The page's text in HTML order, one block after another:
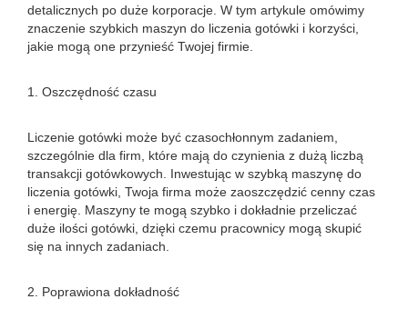
detalicznych po duże korporacje. W tym artykule omówimy
znaczenie szybkich maszyn do liczenia gotówki i korzyści,
jakie mogą one przynieść Twojej firmie.
1. Oszczędność czasu
Liczenie gotówki może być czasochłonnym zadaniem,
szczególnie dla firm, które mają do czynienia z dużą liczbą
transakcji gotówkowych. Inwestując w szybką maszynę do
liczenia gotówki, Twoja firma może zaoszczędzić cenny czas
i energię. Maszyny te mogą szybko i dokładnie przeliczać
duże ilości gotówki, dzięki czemu pracownicy mogą skupić
się na innych zadaniach.
2. Poprawiona dokładność